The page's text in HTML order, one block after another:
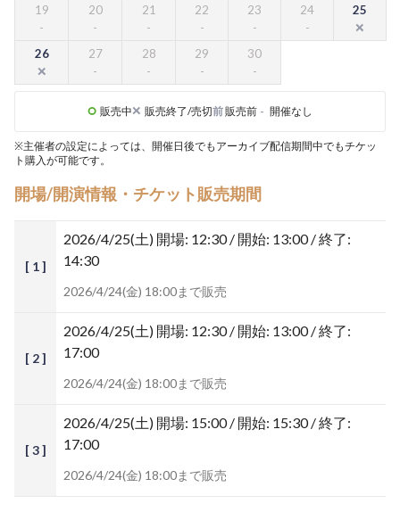
19 20 21 22 23 24 25
26 27 28 29 30
販売中 販売終了/売切前販売前 - 開催なし
※主催者の設定によっては、開催日後でもアーカイブ配信期間中でもチケッ
ト購入が可能です。
開場/開演情報・チケット販売期間
[ 1 ]
2026/4/25(土) 開場: 12:30 / 開始: 13:00 / 終了:
14:30
2026/4/24(金) 18:00まで販売
[ 2 ]
2026/4/25(土) 開場: 12:30 / 開始: 13:00 / 終了:
17:00
2026/4/24(金) 18:00まで販売
[ 3 ]
2026/4/25(土) 開場: 15:00 / 開始: 15:30 / 終了:
17:00
2026/4/24(金) 18:00まで販売